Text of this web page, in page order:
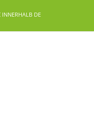
INNERHALB DE